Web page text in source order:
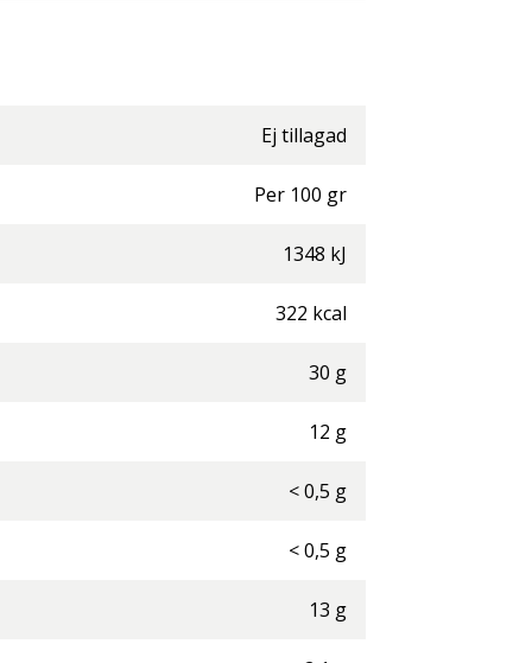
Ej tillagad
Per 100 gr
1348 kJ
322 kcal
30 g
12 g
<0,5 g
<0,5 g
13 g